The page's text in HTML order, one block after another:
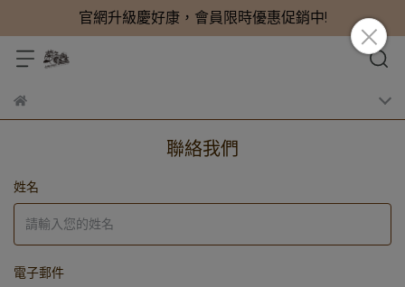
官網升級慶好康，會員限時優惠促銷中!
聯絡我們
姓名
電子郵件